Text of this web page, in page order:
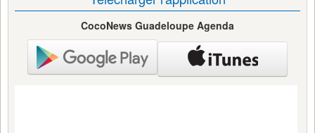
CocoNews Guadeloupe Agenda